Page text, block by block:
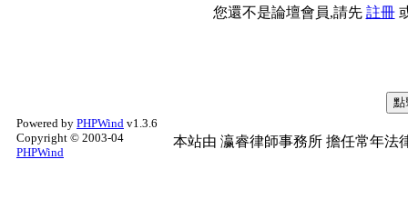
您還不是論壇會員,請先 註冊
Powered by PHPWind v1.3.6
Copyright © 2003-04
PHPWind
本站由 瀛睿律師事務所 擔任常年法